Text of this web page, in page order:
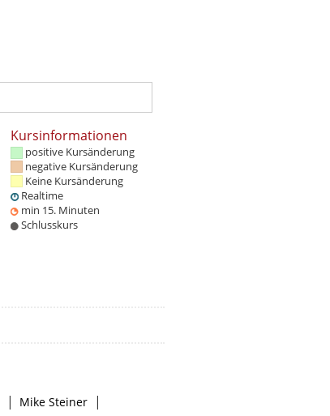
Kursinformationen
positive Kursänderung
negative Kursänderung
Keine Kursänderung
Realtime
min 15. Minuten
Schlusskurs
| Mike Steiner |